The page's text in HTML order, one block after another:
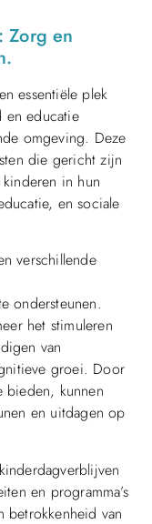
Zorg en
essentiële plek
en educatie
omgeving. Deze
die gericht zijn
in hun
en sociale
verschillende
ondersteunen.
het stimuleren
van
groei. Door
bieden, kunnen
en uitdagen op
en programma’s
van